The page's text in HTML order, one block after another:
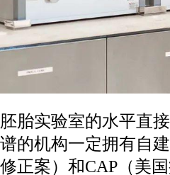
胚胎实验室的水平直
谱的机构一定拥有自
修正案）和CAP（美